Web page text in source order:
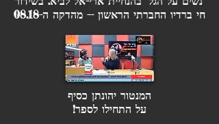
אסנת גואז עם טיפים על סטוריטלינג בתוכנית
"נשים על הגל" בהנחיית ארי-אל לביא. בשידור
חי ברדיו החברתי הראשון -- מהדקה ה-08.18